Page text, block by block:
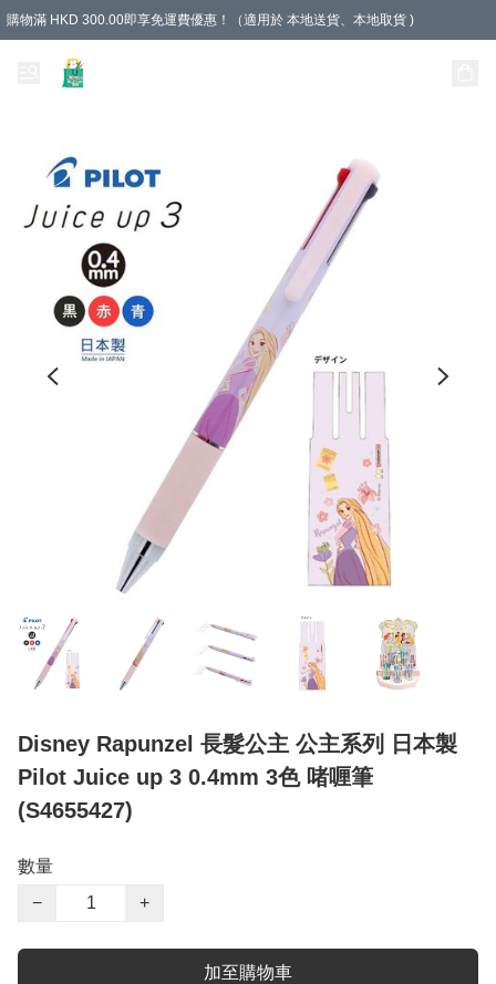
購物滿 HKD 300.00即享免運費優惠！（適用於 本地送貨、本地取貨 )
Disney Rapunzel 長髮公主 公主系列 日本製
Pilot Juice up 3 0.4mm 3色 啫喱筆
(S4655427)
數量
−
+
加至購物車